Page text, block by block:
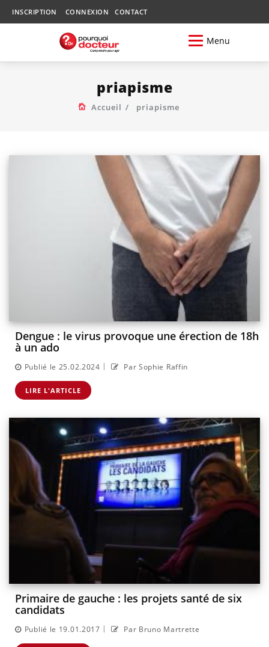
INSCRIPTION CONNEXION CONTACT
Menu
priapisme
Accueil priapisme
Dengue : le virus provoque une érection de 18h
à un ado
Publié le 25.02.2024 | Par Sophie Raffin
LIRE L'ARTICLE
Primaire de gauche : les projets santé de six
candidats
Publié le 19.01.2017 | Par Bruno Martrette